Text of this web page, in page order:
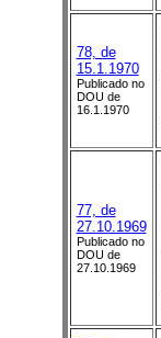
78, de
15.1.1970
Publicado no
DOU de
16.1.1970
77, de
27.10.1969
Publicado no
DOU de
27.10.1969